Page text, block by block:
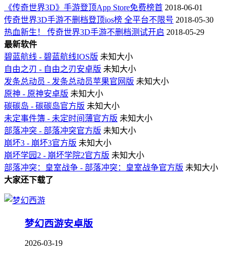
《传奇世界3D》手游登顶App Store免费榜首 2018-06-01
传奇世界3D手游不删档登顶ios榜 全平台不限号 2018-05-30
热血新生！ 传奇世界3D手游不删档测试开启 2018-05-29
最新软件
碧蓝航线 - 碧蓝航线IOS版 未知大小
自由之刃 - 自由之刃安卓版 未知大小
发条总动员 - 发条总动员苹果官网版 未知大小
原神 - 原神安卓版 未知大小
碳碳岛 - 碳碳岛官方版 未知大小
未定事件簿 - 未定时间薄官方版 未知大小
部落冲突 - 部落冲突官方版 未知大小
崩坏3 - 崩坏3官方版 未知大小
崩坏学园2 - 崩坏学院2官方版 未知大小
部落冲突：皇室战争 - 部落冲突：皇室战争官方版 未知大小
大家还下载了
梦幻西游安卓版
2026-03-19